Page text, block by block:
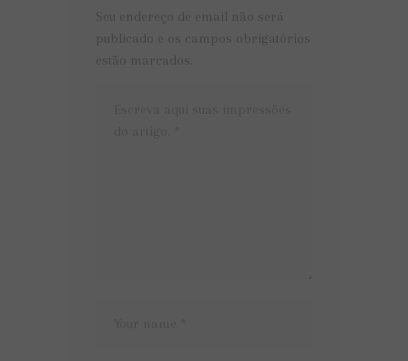
Seu endereço de email não será
publicado e os campos obrigatórios
estão marcados.